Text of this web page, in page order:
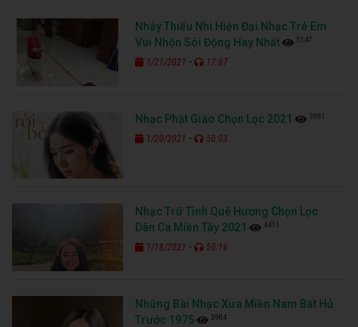
Nhảy Thiếu Nhi Hiện Đại Nhạc Trẻ Em
Vui Nhộn Sôi Động Hay Nhất
5147
1/21/2021 - 17:07
Nhạc Phật Giáo Chọn Lọc 2021 3951
1/20/2021 - 50:03
Nhạc Trữ Tình Quê Hương Chọn Lọc
Dân Ca Miền Tây 2021
4411
1/18/2021 - 50:16
Những Bài Nhạc Xưa Miền Nam Bất Hủ
Trước 1975
3984